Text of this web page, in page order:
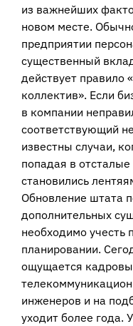
из важнейших
новом месте.
предприятии
существенный
действует правило
коллектив». Если
в компании
соответствующий
известны случаи,
попадая в
становились
Обновление штата
дополнительных
необходимо учесть
планировании.
ощущается
инженеров и на
уходит более года.